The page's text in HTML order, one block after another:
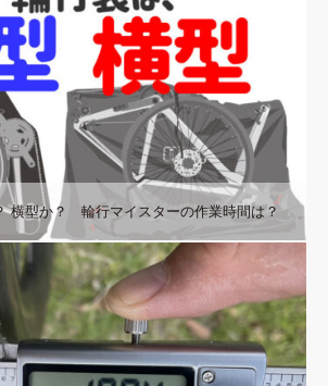
横型か？ 輪行マイスターの作業時間は？